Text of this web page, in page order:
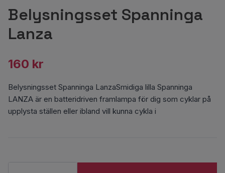
Belysningsset Spanninga
Lanza
160 kr
Belysningsset Spanninga LanzaSmidiga lilla Spanninga
LANZA är en batteridriven framlampa för dig som cyklar på
upplysta ställen eller ibland vill kunna cykla i